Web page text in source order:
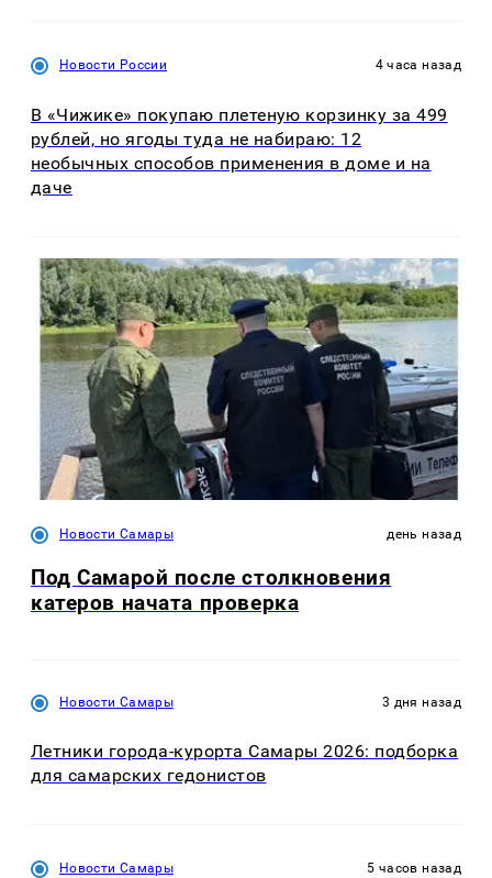
Новости России 4 часа назад
В «Чижике» покупаю плетеную корзинку за 499
рублей, но ягоды туда не набираю: 12
необычных способов применения в доме и на
даче
Новости Самары день назад
Под Самарой после столкновения
катеров начата проверка
Новости Самары 3 дня назад
Летники города-курорта Самары 2026: подборка
для самарских гедонистов
Новости Самары 5 часов назад